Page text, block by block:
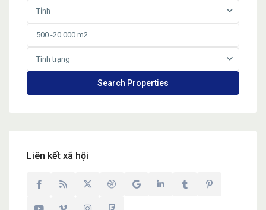
Tỉnh
Tình trạng
Liên kết xã hội